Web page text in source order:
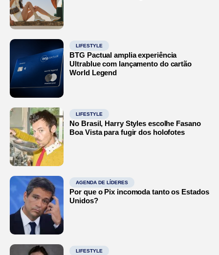
LIFESTYLE
BTG Pactual amplia experiência
Ultrablue com lançamento do cartão
World Legend
LIFESTYLE
No Brasil, Harry Styles escolhe Fasano
Boa Vista para fugir dos holofotes
AGENDA DE LÍDERES
Por que o Pix incomoda tanto os Estados
Unidos?
LIFESTYLE